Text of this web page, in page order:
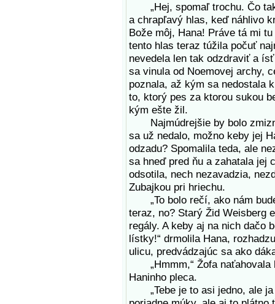
„Hej, spomaľ trochu. Čo tak
a chrapľavý hlas, keď náhlivo
Bože môj, Hana! Práve tá mi
tento hlas teraz túžila počuť
nevedela len tak odzdraviť a
sa vinula od Noemovej archy,
poznala, až kým sa nedostala
to, ktorý pes za ktorou sukou
kým ešte žil.
Najmúdrejšie by bolo
sa už nedalo, možno keby jej
odzadu? Spomalila teda, ale
sa hneď pred ňu a zahatala jej
odsotila, nech nezavadzia,
Zubajkou pri hriechu.
„To bolo rečí, ako nám
teraz, no? Starý Žid Weisberg
regály. A keby aj na nich dačo
lístky!“ drmolila Hana,
ulicu, predvádzajúc sa ako
„Hmmm,“ Žofa naťahovala
Haninho pleca.
„Tebe je to asi jedno, ale ja